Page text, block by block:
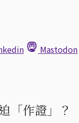
Mastodon
「作證」？